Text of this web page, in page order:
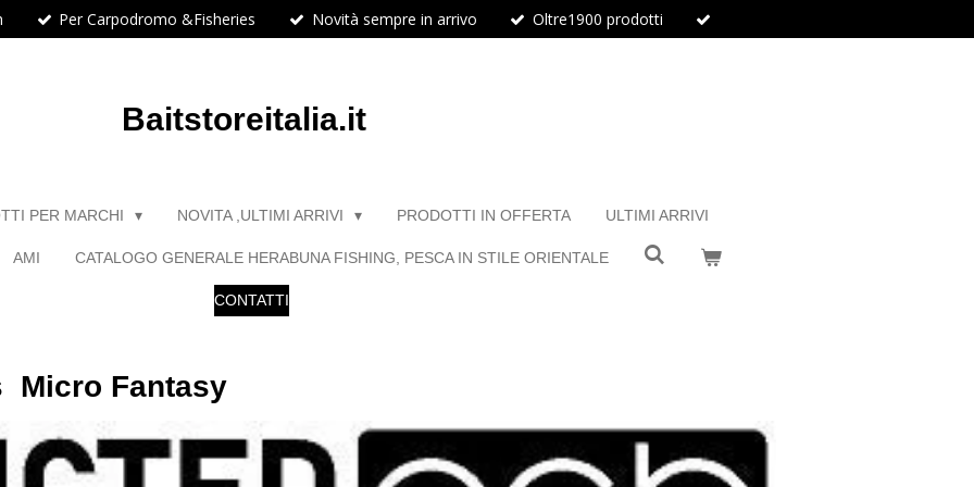
Per Carpodromo &Fisheries Novità sempre in arrivo Oltre1900 prodotti
Baitstoreitalia.it
PER MARCHI NOVITA ,ULTIMI ARRIVI PRODOTTI IN OFFERTA ULTIMI ARRIVI
AMI CATALOGO GENERALE HERABUNA FISHING, PESCA IN STILE ORIENTALE
CONTATTI
Micro Fantasy